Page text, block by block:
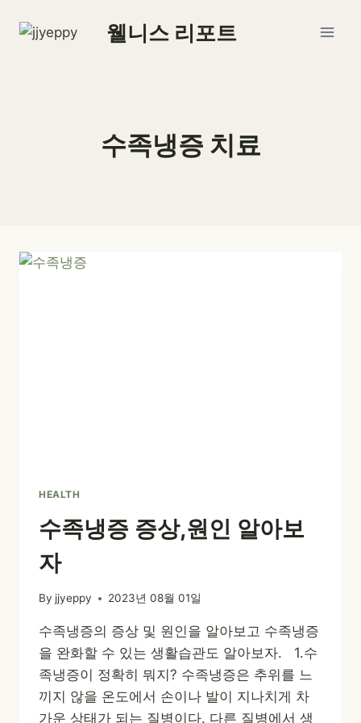
웰니스 리포트
수족냉증 치료
HEALTH
수족냉증 증상,원인 알아보
자
By jjyeppy 2023년 08월 01일
수족냉증의 증상 및 원인을 알아보고 수족냉증
을 완화할 수 있는 생활습관도 알아보자. 1.수
족냉증이 정확히 뭐지? 수족냉증은 추위를 느
끼지 않을 온도에서 손이나 발이 지나치게 차
가운 상태가 되는 질병이다. 다른 질병에서 생